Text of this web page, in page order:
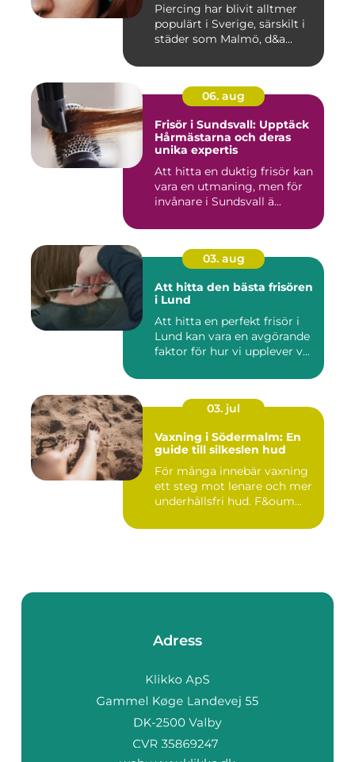
Piercing har blivit alltmer
populärt i Sverige, särskilt i
städer som Malmö, d&a...
06. aug
Frisör i Sundsvall: Upptäck
Hårmästarna och deras
unika expertis
Att hitta en duktig frisör kan
vara en utmaning, men för
invånare i Sundsvall ä...
03. aug
Att hitta den bästa frisören
i Lund
Att hitta en perfekt frisör i
Lund kan vara en avgörande
faktor för hur vi upplever v...
03. jul
Vaxning i Södermalm: En
guide till silkeslen hud
För många innebär vaxning
ett steg mot lenare och mer
underhållsfri hud. F&oum...
Adress